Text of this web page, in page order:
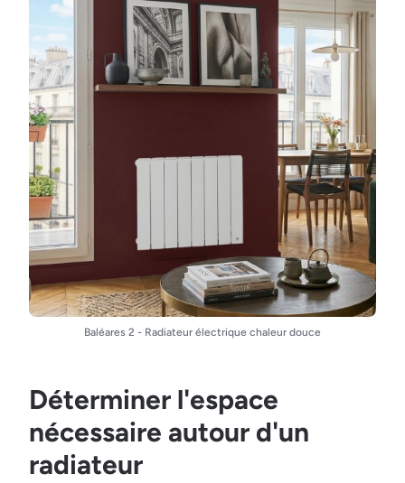
Baléares 2 - Radiateur électrique chaleur douce
Déterminer l'espace
nécessaire autour d'un
radiateur